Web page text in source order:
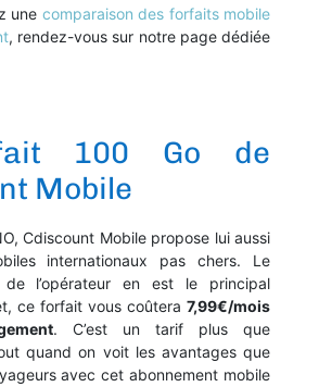
une comparaison des forfaits mobile
, rendez-vous sur notre page dédiée
100 Go de
Mobile
Cdiscount Mobile propose lui aussi
internationaux pas chers. Le
l’opérateur en est le principal
ce forfait vous coûtera7,99€/mois
. C’est un tarif plus que
quand on voit les avantages que
avec cet abonnement mobile